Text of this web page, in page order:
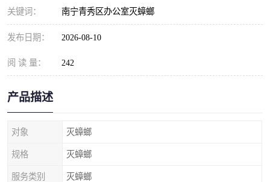
关键词： 南宁青秀区办公室灭蟑螂
发布日期： 2026-08-10
阅 读 量： 242
产品描述
对象 灭蟑螂
规格 灭蟑螂
服务类别 灭蟑螂